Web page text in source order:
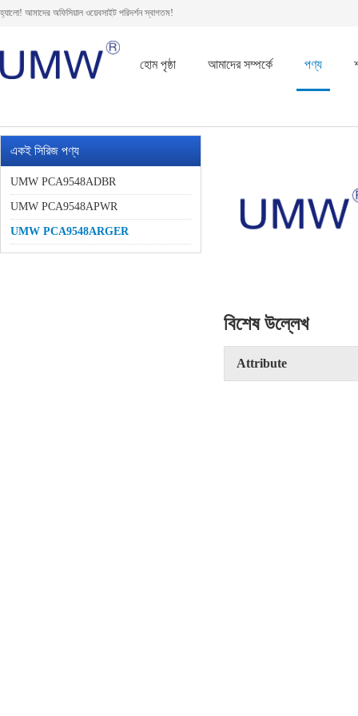
হ্যালো! আমাদের অফিসিয়াল ওয়েবসাইট পরিদর্শন স্বাগতম!
হোম পৃষ্ঠা আমাদের সম্পর্কে পণ্য
একই সিরিজ পণ্য
UMW PCA9548ADBR
UMW PCA9548APWR
UMW PCA9548ARGER
বিশেষ উল্লেখ
Attribute